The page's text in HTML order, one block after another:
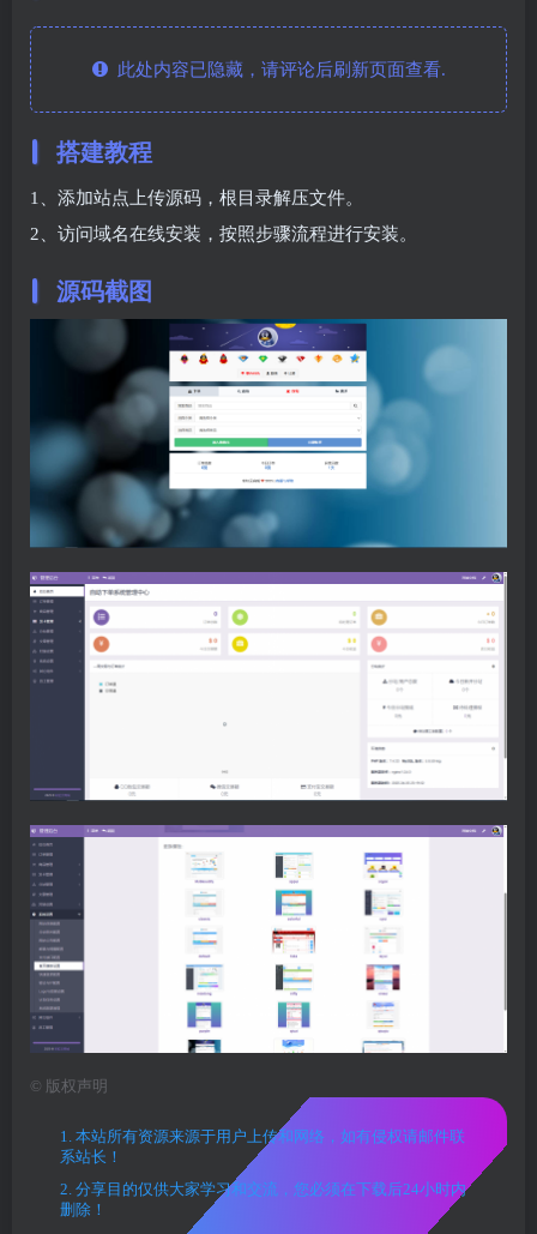
此处内容已隐藏，请评论后刷新页面查看.
搭建教程
1、添加站点上传源码，根目录解压文件。
2、访问域名在线安装，按照步骤流程进行安装。
源码截图
© 版权声明
1. 本站所有资源来源于用户上传和网络，如有侵权请邮件联
系站长！
2. 分享目的仅供大家学习和交流，您必须在下载后24小时内
删除！